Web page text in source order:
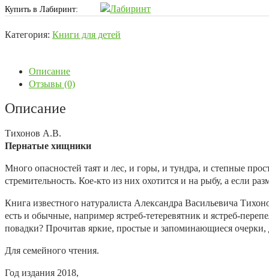
Купить в Лабиринт:
Категория: Книги для детей
Описание
Отзывы (0)
Описание
Тихонов А.В.
Пернатые хищники
Много опасностей таят и лес, и горы, и тундра, и степные
стремительность. Кое-кто из них охотится и на рыбу, а если
Книга известного натуралиста Александра Васильевича
есть и обычные, например ястреб-тетеревятник и ястреб-
повадки? Прочитав яркие, простые и запоминающиеся
Для семейного чтения.
Год издания 2018,